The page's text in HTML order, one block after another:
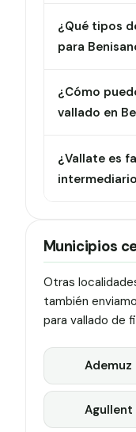
¿Qué tipos
para
¿Cómo
vallado en
¿Vallate es
Municipios
Otras
también
para vallado de
Ademuz
Agullent